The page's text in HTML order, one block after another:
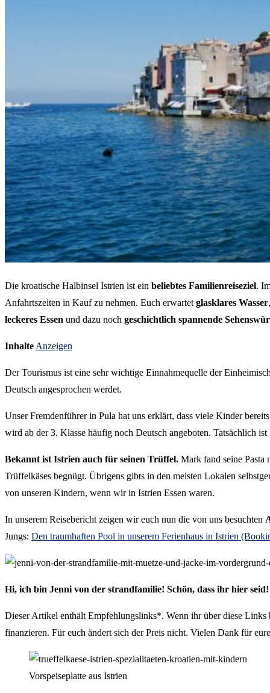
Die kroatische Halbinsel Istrien ist ein beliebtes Familienreiseziel.
Anfahrtszeiten in Kauf zu nehmen. Euch erwartetglasklares Wasser
leckeres Essen und dazu noch geschichtlich spannende
InhalteAnzeigen
Der Tourismus ist eine sehr wichtige Einnahmequelle der
Deutsch angesprochen werdet.
Unser Fremdenführer in Pula hat uns erklärt, dass viele Kinder
wird ab der 3. Klasse häufig noch Deutsch angeboten. Tatsächlich
Bekannt ist Istrien auch für seinen Trüffel. Mark fand seine
Trüffelkäses begnügt. Übrigens gibts in den meisten Lokalen
von unseren Kindern, wenn wir in Istrien Essen waren.
In unserem Reisebericht zeigen wir euch nun die von uns besuchten
Jungs: Den traumhaften Pool in unserem Ferienhaus in Istrien
Hi, ich bin Jenni von der strandfamilie! Schön, dass ihr hier
Dieser Artikel enthält Empfehlungslinks*. Wenn ihr über diese
finanzieren. Für euch ändert sich der Preis nicht. Vielen Dank für
Vorspeiseplatte aus Istrien